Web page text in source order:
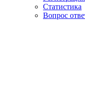
Статистика
Вопрос